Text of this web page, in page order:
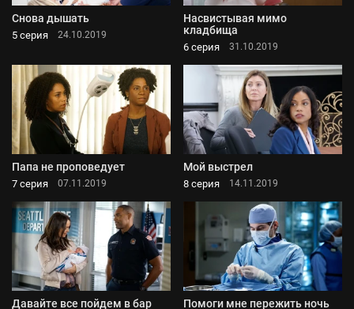
Снова дышать
5 серия 24.10.2019
Насвистывая мимо
кладбища
6 серия 31.10.2019
Папа не проповедует
7 серия 07.11.2019
Мой выстрел
8 серия 14.11.2019
Давайте все пойдем в бар Помоги мне пережить ночь